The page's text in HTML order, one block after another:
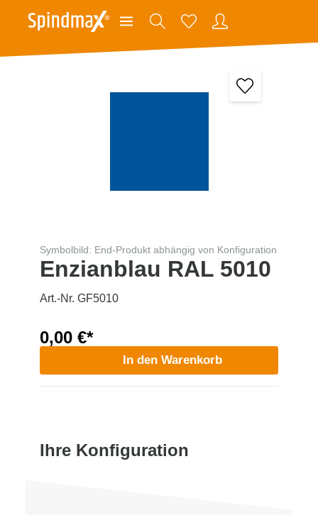
Symbolbild: End-Produkt abhängig von Konfiguration
Enzianblau RAL 5010
Art.-Nr. GF5010
0,00 €*
In den Warenkorb
Ihre Konfiguration